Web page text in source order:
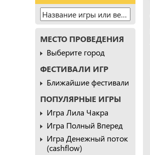
МЕСТО ПРОВЕДЕНИЯ
Выберите город
ФЕСТИВАЛИ ИГР
Ближайшие фестивали
ПОПУЛЯРНЫЕ ИГРЫ
Игра Лила Чакра
Игра Полный Вперед
Игра Денежный поток
(cashflow)